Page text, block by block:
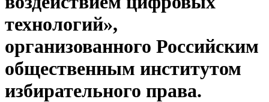
технологий»,
организованного Российским
общественным институтом
избирательного права.